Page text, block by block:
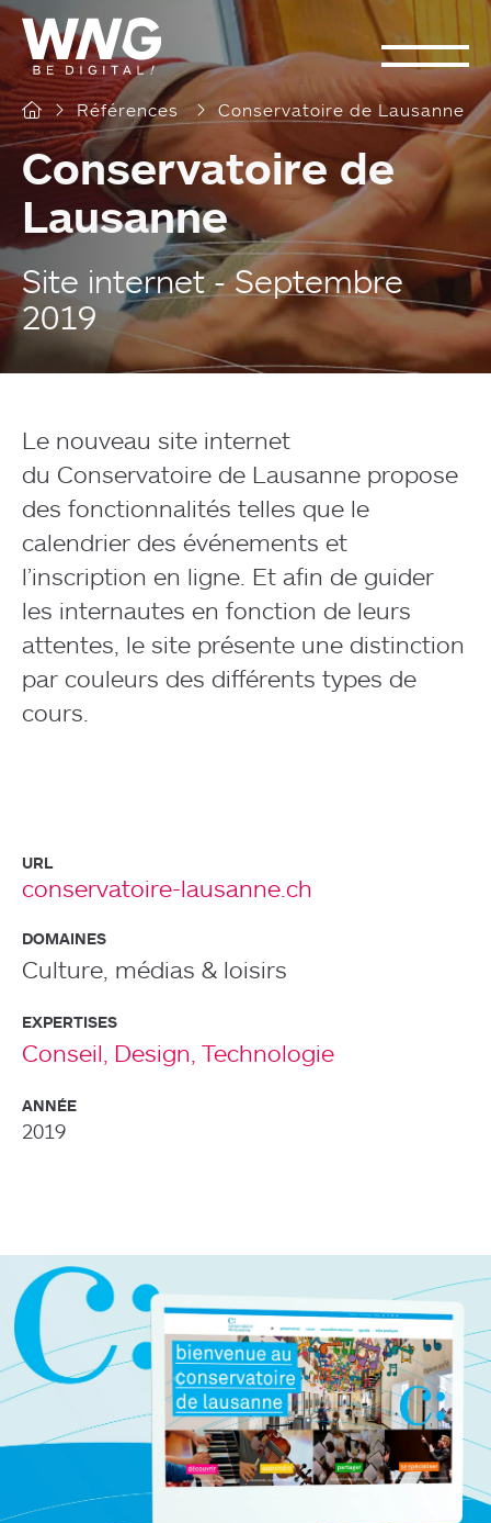
Agence
Expertises
Références Conservatoire de Lausanne
Conservatoire de
Lausanne
Site internet - Septembre
2019
Le nouveau site internet
du Conservatoire de Lausanne propose
des fonctionnalités telles que le
calendrier des événements et
l’inscription en ligne. Et afin de guider
les internautes en fonction de leurs
attentes, le site présente une distinction
par couleurs des différents types de
cours.
URL
conservatoire-lausanne.ch
DOMAINES
Culture, médias & loisirs
EXPERTISES
Conseil, Design, Technologie
ANNÉE
2019
Cookies management panel